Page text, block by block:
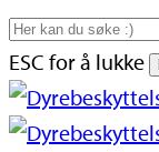
Skip
to
main
content
ESC for å lukke
Close
Search